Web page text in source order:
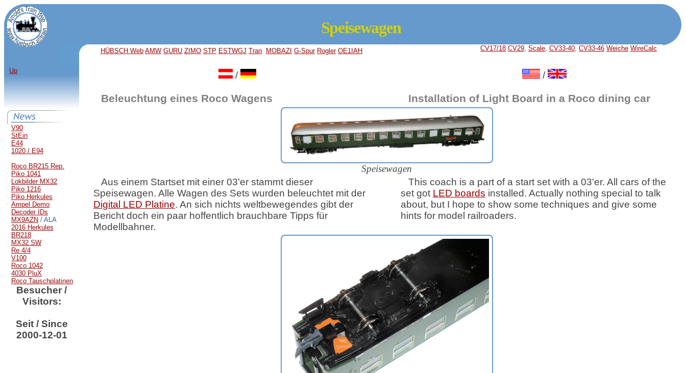
Speisewagen
HÜBSCH Web AMW GURU ZIMO STP ESTWGJ Tran MOBAZI G-Spur Rogler OE1IAH CV17/18 CV29, Scale, CV33-40, CV33-46 Weiche WireCalc
Up
V90
StEin
E44
1020 / E94
Roco BR215 Rep.
Piko 1041
Lokbilder MX32
Piko 1216
Piko Herkules
Ampel Demo
Decoder IDs
MX9AZN / ALA
2016 Herkules
BR218
MX32 SW
Re 4/4
V100
Roco 1042
4030 PluX
Roco Tauschplatinen
Besucher /
Visitors:
Seit / Since
2000-12-01
/ /
Beleuchtung eines Roco Wagens Installation of Light Board in a Roco dining car
Speisewagen
Aus einem Startset mit einer 03'er stammt dieser
Speisewagen. Alle Wagen des Sets wurden beleuchtet mit der
Digital LED Platine. An sich nichts weltbewegendes gibt der
Bericht doch ein paar hoffentlich brauchbare Tipps für
Modellbahner.
This coach is a part of a start set with a 03'er. All cars of the
set got LED boards installed. Actually nothing special to talk
about, but I hope to show some techniques and give some
hints for model railroaders.